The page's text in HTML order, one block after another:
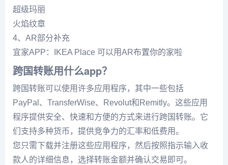
超级玛丽
火焰纹章
4、AR部分补充
宜家APP：IKEA Place 可以用AR布置你的家啦
跨国转账用什么app？
跨国转账可以使用许多应用程序，其中一些包括
PayPal、TransferWise、Revolut和Remitly。这些应用
程序提供安全、快速和方便的方式来进行跨国转账。它
们支持多种货币，提供竞争力的汇率和低费用。
您只需下载并注册这些应用程序，然后按照指示输入收
款人的详细信息，选择转账金额并确认交易即可。